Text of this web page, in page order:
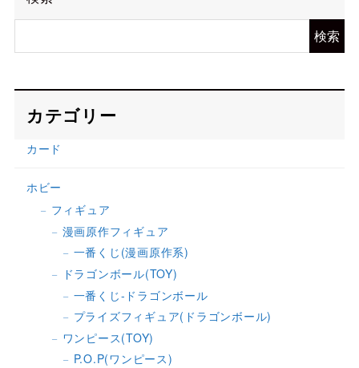
検索
カテゴリー
カード
ホビー
フィギュア
漫画原作フィギュア
一番くじ(漫画原作系)
ドラゴンボール(TOY)
一番くじ-ドラゴンボール
プライズフィギュア(ドラゴンボール)
ワンピース(TOY)
P.O.P(ワンピース)